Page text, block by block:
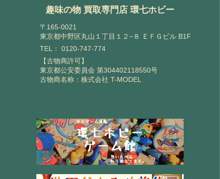
趣味の物 買取専門店 環七ホビー
〒165-0021
東京都中野区丸山１丁目１２−８ ＥＦＧビル B1F
TEL： 0120-747-774
【古物商許可】
東京都公安委員会 第304402118550号
古物商名称：株式会社 T-MODEL